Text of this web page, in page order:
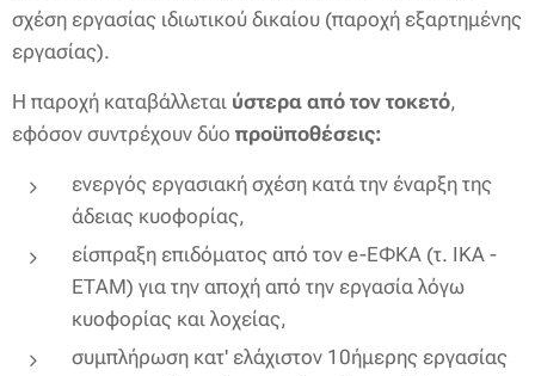
σχέση εργασίας ιδιωτικού δικαίου (παροχή εξαρτημένης
εργασίας).
Η παροχή καταβάλλεται ύστερα από τον τοκετό,
εφόσον συντρέχουν δύο προϋποθέσεις:
ενεργός εργασιακή σχέση κατά την έναρξη της
άδειας κυοφορίας,
είσπραξη επιδόματος από τον e-ΕΦΚΑ (τ. ΙΚΑ -
ΕΤΑΜ) για την αποχή από την εργασία λόγω
κυοφορίας και λοχείας,
συμπλήρωση κατ' ελάχιστον 10ήμερης εργασίας